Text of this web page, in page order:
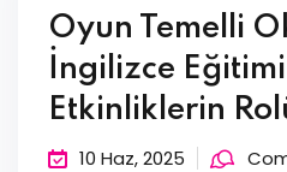
Oyun Temelli
İngilizce
Etkinliklerin
10 Haz, 2025